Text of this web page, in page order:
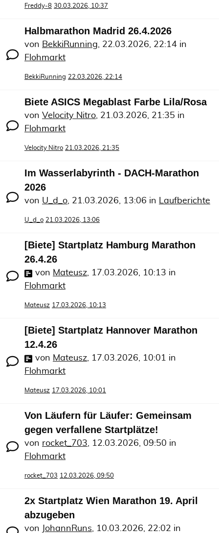
Freddy-8 30.03.2026, 10:37
Halbmarathon Madrid 26.4.2026
von BekkiRunning, 22.03.2026, 22:14 in
Flohmarkt
BekkiRunning 22.03.2026, 22:14
Biete ASICS Megablast Farbe Lila/Rosa
von Velocity Nitro, 21.03.2026, 21:35 in
Flohmarkt
Velocity Nitro 21.03.2026, 21:35
Im Wasserlabyrinth - DACH-Marathon
2026
von U_d_o, 21.03.2026, 13:06 in Laufberichte
U_d_o 21.03.2026, 13:06
[Biete] Startplatz Hamburg Marathon
26.4.26
von Mateusz, 17.03.2026, 10:13 in
Flohmarkt
Mateusz 17.03.2026, 10:13
[Biete] Startplatz Hannover Marathon
12.4.26
von Mateusz, 17.03.2026, 10:01 in
Flohmarkt
Mateusz 17.03.2026, 10:01
Von Läufern für Läufer: Gemeinsam
gegen verfallene Startplätze!
von rocket_703, 12.03.2026, 09:50 in
Flohmarkt
rocket_703 12.03.2026, 09:50
2x Startplatz Wien Marathon 19. April
abzugeben
von JohannRuns, 10.03.2026, 22:02 in